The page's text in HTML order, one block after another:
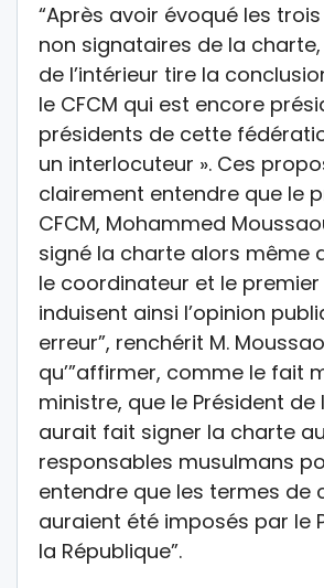
“Après avoir évoqué les
non signataires de la
de l’intérieur tire la
le CFCM qui est encore
présidents de cette
un interlocuteur ». Ces
clairement entendre que le
CFCM, Mohammed
signé la charte alors même
le coordinateur et le
induisent ainsi l’opinion
erreur”, renchérit M.
qu’”affirmer, comme le fait
ministre, que le Président de
aurait fait signer la charte
responsables musulmans
entendre que les termes de
auraient été imposés par le
la République”.